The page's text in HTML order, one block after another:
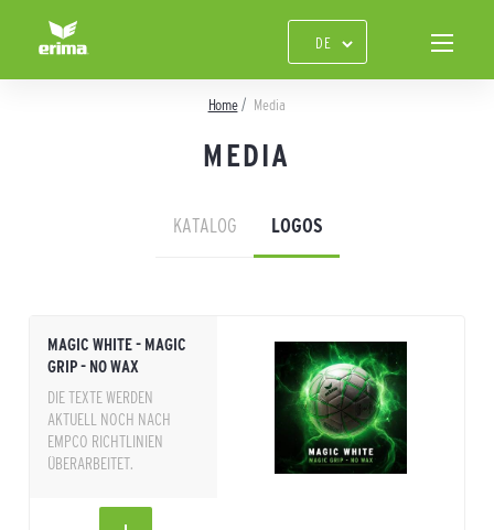
Home Media
MEDIA
KATALOG LOGOS
MAGIC WHITE - MAGIC
GRIP - NO WAX
DIE TEXTE WERDEN
AKTUELL NOCH NACH
EMPCO RICHTLINIEN
ÜBERARBEITET.